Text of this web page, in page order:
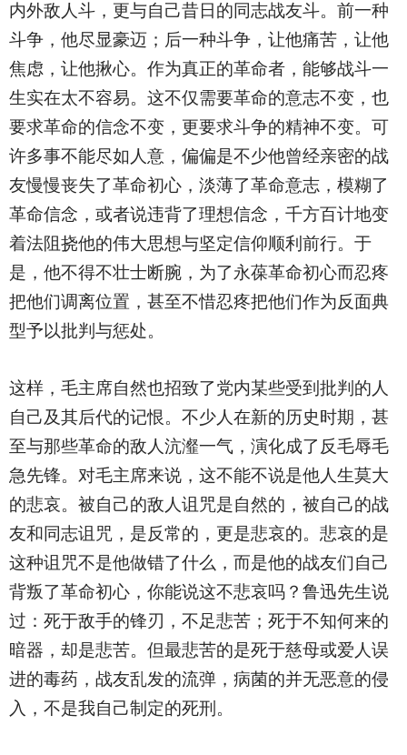
内外敌人斗，更与自己昔日的同志战友斗。前一种
斗争，他尽显豪迈；后一种斗争，让他痛苦，让他
焦虑，让他揪心。作为真正的革命者，能够战斗一
生实在太不容易。这不仅需要革命的意志不变，也
要求革命的信念不变，更要求斗争的精神不变。可
许多事不能尽如人意，偏偏是不少他曾经亲密的战
友慢慢丧失了革命初心，淡薄了革命意志，模糊了
革命信念，或者说违背了理想信念，千方百计地变
着法阻挠他的伟大思想与坚定信仰顺利前行。于
是，他不得不壮士断腕，为了永葆革命初心而忍疼
把他们调离位置，甚至不惜忍疼把他们作为反面典
型予以批判与惩处。
这样，毛主席自然也招致了党内某些受到批判的人
自己及其后代的记恨。不少人在新的历史时期，甚
至与那些革命的敌人沆瀣一气，演化成了反毛辱毛
急先锋。对毛主席来说，这不能不说是他人生莫大
的悲哀。被自己的敌人诅咒是自然的，被自己的战
友和同志诅咒，是反常的，更是悲哀的。悲哀的是
这种诅咒不是他做错了什么，而是他的战友们自己
背叛了革命初心，你能说这不悲哀吗？鲁迅先生说
过：死于敌手的锋刃，不足悲苦；死于不知何来的
暗器，却是悲苦。但最悲苦的是死于慈母或爱人误
进的毒药，战友乱发的流弹，病菌的并无恶意的侵
入，不是我自己制定的死刑。